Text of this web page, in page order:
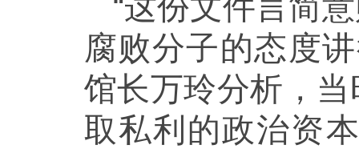
腐败分子的态度
馆长万玲分析，
取私利的政治资